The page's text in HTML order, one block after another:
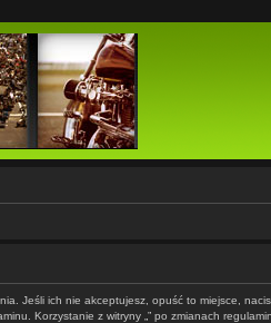
Jeśli ich nie akceptujesz, opuść to miejsce,
Korzystanie z witryny „” po zmianach